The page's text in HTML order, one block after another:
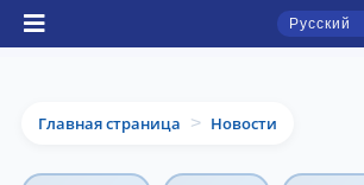
Русский
Главная страница > Новости